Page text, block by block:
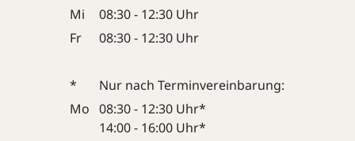
Mi
08:30 - 12:30 Uhr
Fr
08:30 - 12:30 Uhr
*
Nur nach Terminvereinbarung:
Mo 08:30 - 12:30 Uhr*
14:00 - 16:00 Uhr*